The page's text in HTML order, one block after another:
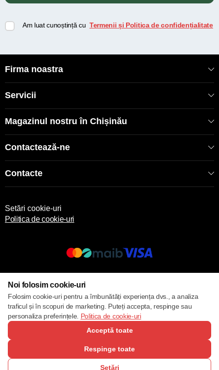
Am luat cunoștință cu Termenii și Politica de confidențialitate
Firma noastra
Servicii
Magazinul nostru în Chișinău
Contactează-ne
Contacte
Setări cookie-uri
Politica de cookie-uri
Noi folosim cookie-uri
Folosim cookie-uri pentru a îmbunătăți experiența dvs., a analiza
traficul și în scopuri de marketing. Puteți accepta, respinge sau
personaliza preferințele. Politica de cookie-uri
Acceptă toate
Respinge toate
Setări